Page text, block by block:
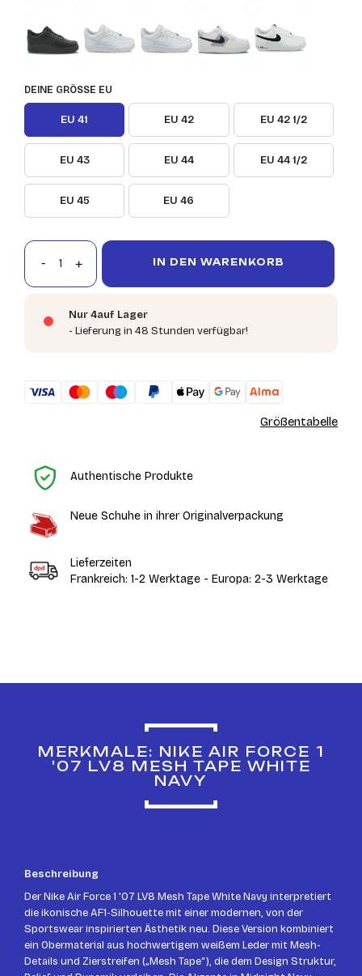
DEINE GRÖSSE EU
EU 41 EU 42 EU 42 1/2
EU 43 EU 44 EU 44 1/2
EU 45 EU 46
IN DEN WARENKORB
Nur 4auf Lager
- Lieferung in 48 Stunden verfügbar!
Größentabelle
Authentische Produkte
Neue Schuhe in ihrer Originalverpackung
Lieferzeiten
Frankreich: 1-2 Werktage - Europa: 2-3 Werktage
MERKMALE: NIKE AIR FORCE 1
'07 LV8 MESH TAPE WHITE
NAVY
Beschreibung
Der Nike Air Force 1 '07 LV8 Mesh Tape White Navy interpretiert
die ikonische AF1-Silhouette mit einer modernen, von der
Sportswear inspirierten Ästhetik neu. Diese Version kombiniert
ein Obermaterial aus hochwertigem weißem Leder mit Mesh-
Details und Zierstreifen („Mesh Tape“), die dem Design Struktur,